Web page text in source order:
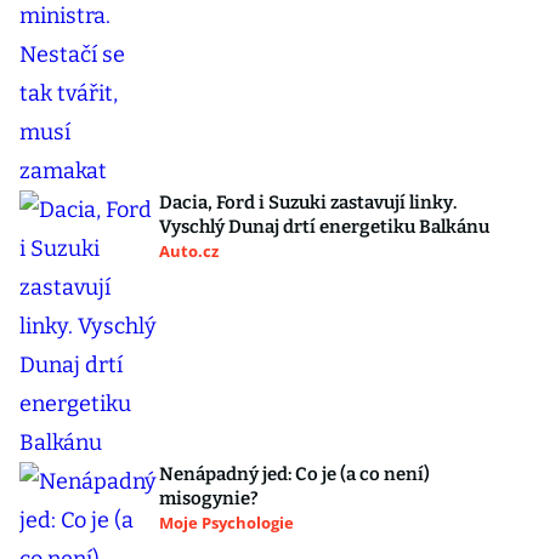
Dacia, Ford i Suzuki zastavují linky.
Vyschlý Dunaj drtí energetiku Balkánu
Auto.cz
Nenápadný jed: Co je (a co není)
misogynie?
Moje Psychologie